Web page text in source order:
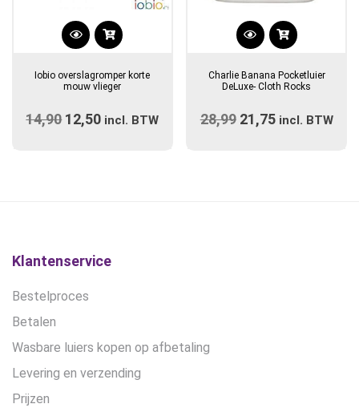
Dit
heeft
variaties.
de
Iobio overslagromper korte
mouw vlieger
14,90 Oorspronkelijke
12,50 Huidige
incl. BTW
Charlie Banana Pocketluier
DeLuxe- Cloth Rocks
28,99 Oorspronkelijke
21,75Huidige
incl. BTW
Klantenservice
Bestelproces
Betalen
Wasbare luiers kopen op afbetaling
Levering en verzending
Prijzen